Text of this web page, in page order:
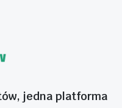
jedna platforma